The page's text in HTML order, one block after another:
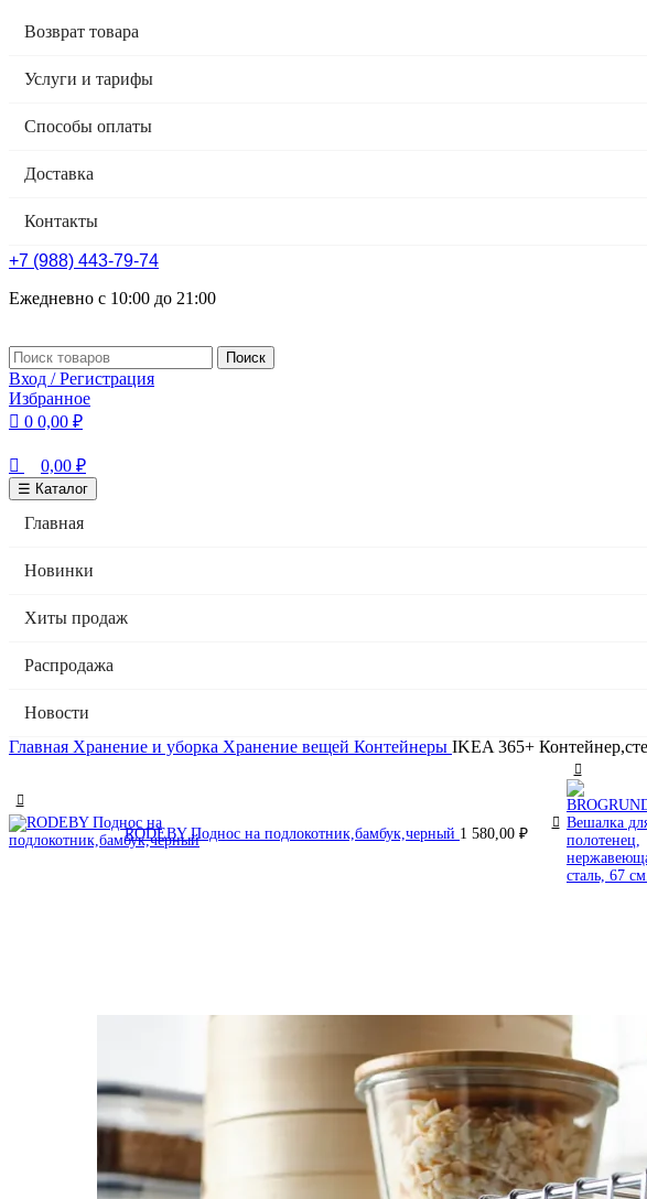
Возврат товара
Услуги и тарифы
Способы оплаты
Доставка
Контакты
+7 (988) 443-79-74
Ежедневно с 10:00 до 21:00
Поиск
Вход / Регистрация
Избранное
0 0,00 ₽
0,00 ₽
☰ Каталог
Главная
Новинки
Хиты продаж
Распродажа
Новости
Главная Хранение и уборка Хранение вещей Контейнеры IKEA 365+
RODEBY Поднос на подлокотник,бамбук,черный 1 580,00 ₽